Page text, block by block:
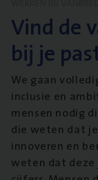
Vind de
bij je
We gaan
inclusie en
mensen nodig
die weten dat
innoveren en
weten dat deze